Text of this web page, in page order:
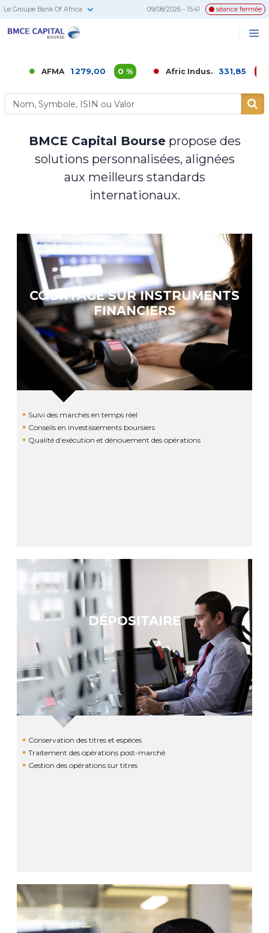
Le Groupe Bank Of Africa 09/08/2026 - 15:41 séance fermée
AFMA 1 279,00 0 % Afric Indus. 331,85 -0,02 %
BMCE Capital Boursepropose des
solutions personnalisées, alignées
aux meilleurs standards
internationaux.
COURTAGE SUR INSTRUMENTS
FINANCIERS
Suivi des marchés en temps réel
Conseils en investissements boursiers
Qualité d’exécution et dénouement des opérations
DÉPOSITAIRE
Conservation des titres et espèces
Traitement des opérations post-marché
Gestion des opérations sur titres